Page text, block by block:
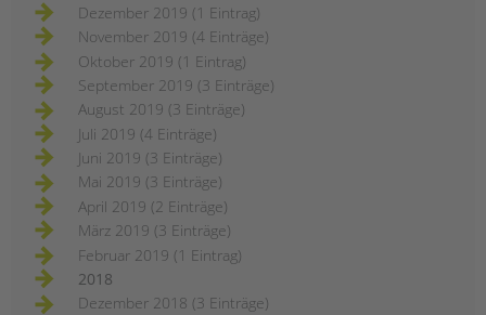
Dezember 2019 (1 Eintrag)
November 2019 (4 Einträge)
Oktober 2019 (1 Eintrag)
September 2019 (3 Einträge)
August 2019 (3 Einträge)
Juli 2019 (4 Einträge)
Juni 2019 (3 Einträge)
Mai 2019 (3 Einträge)
April 2019 (2 Einträge)
März 2019 (3 Einträge)
Februar 2019 (1 Eintrag)
2018
Dezember 2018 (3 Einträge)